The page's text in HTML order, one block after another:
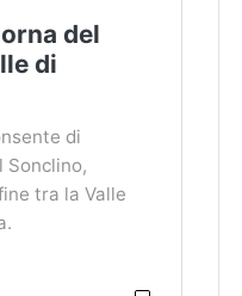
del
di
di
Sonclino,
tra la Valle